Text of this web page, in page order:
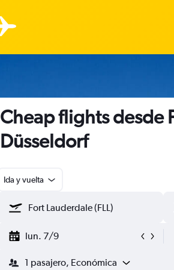
Cheap flights desde
Düsseldorf
Ida y vuelta
lun. 7/9
1 pasajero, Económica